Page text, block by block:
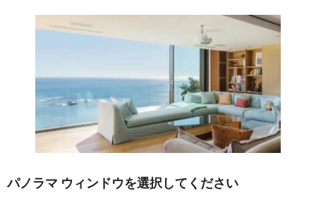
パノラマ ウィンドウを選択してください